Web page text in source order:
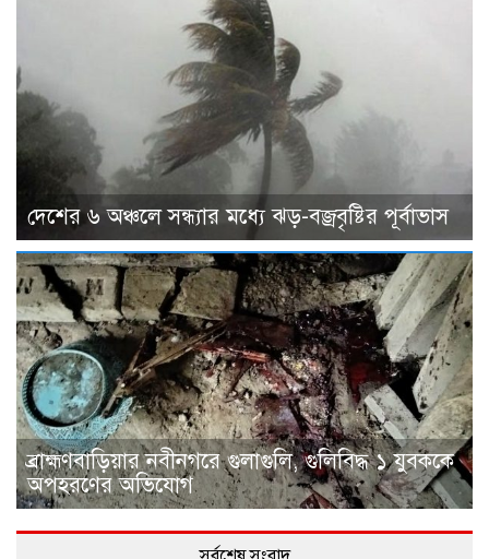
দেশের ৬ অঞ্চলে সন্ধ্যার মধ্যে ঝড়-বজ্রবৃষ্টির পূর্বাভাস
ব্রাহ্মণবাড়িয়ার নবীনগরে গুলাগুলি, গুলিবিদ্ধ ১ যুবককে
অপহরণের অভিযোগ